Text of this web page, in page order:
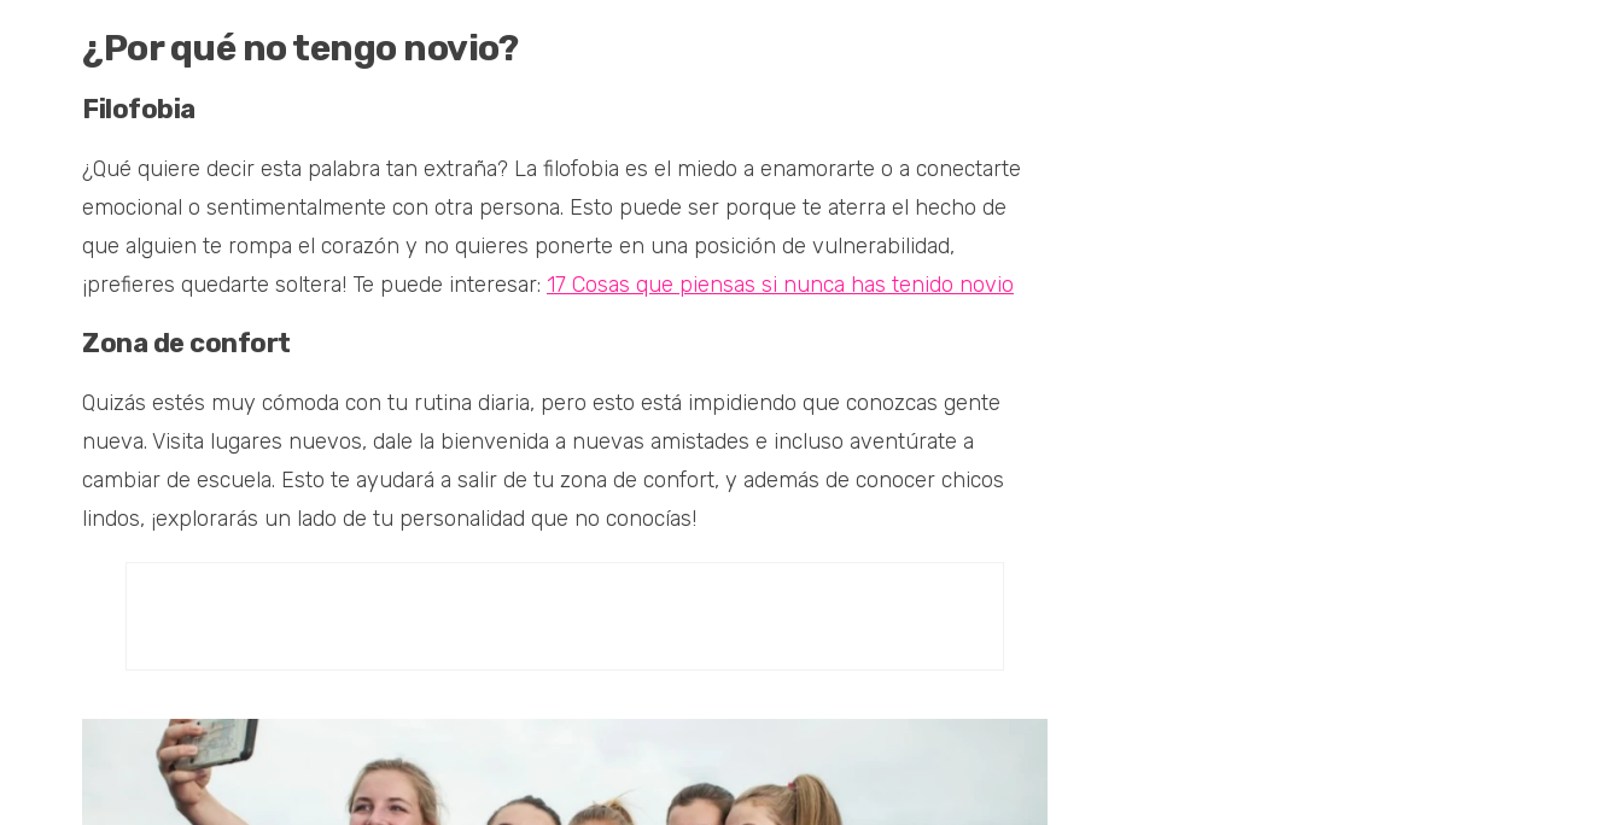
¿Por qué no tengo novio?
Filofobia
¿Qué quiere decir esta palabra tan extraña? La filofobia es el miedo a enamorarte o a conectarte
emocional o sentimentalmente con otra persona. Esto puede ser porque te aterra el hecho de
que alguien te rompa el corazón y no quieres ponerte en una posición de vulnerabilidad,
¡prefieres quedarte soltera! Te puede interesar: 17 Cosas que piensas si nunca has tenido novio
Zona de confort
Quizás estés muy cómoda con tu rutina diaria, pero esto está impidiendo que conozcas gente
nueva. Visita lugares nuevos, dale la bienvenida a nuevas amistades e incluso aventúrate a
cambiar de escuela. Esto te ayudará a salir de tu zona de confort, y además de conocer chicos
lindos, ¡explorarás un lado de tu personalidad que no conocías!